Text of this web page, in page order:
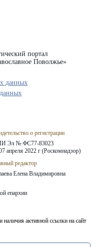
портал
Поволжье»
о регистрации
Эл № ФС77-83023
апреля 2022 г (Роскомнадзор)
редактор
Елена Владимировна
епархии
данных
наличия активной ссылки на сайт